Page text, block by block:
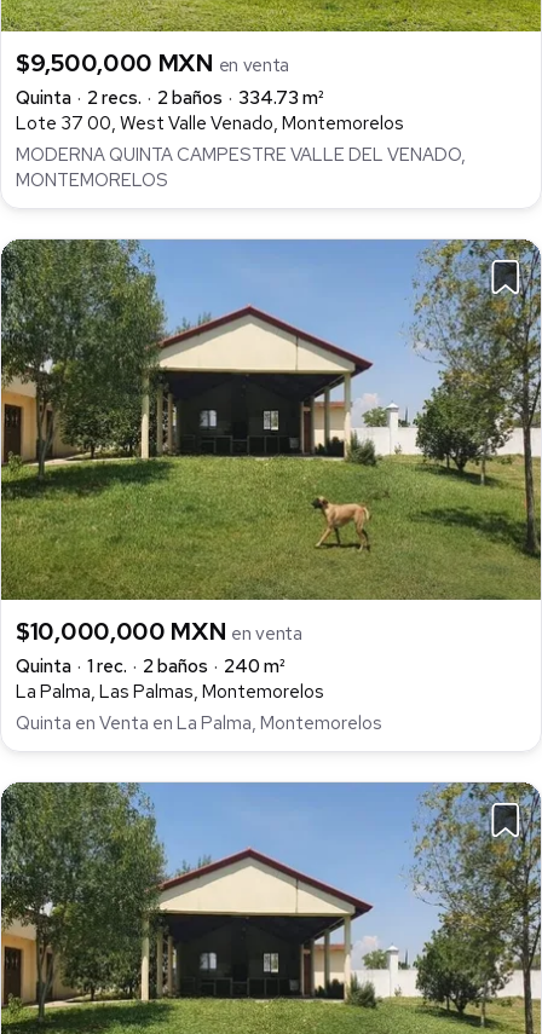
$9,500,000 MXN en venta
Quinta
2 recs. 2 baños
334.73 m²
Lote 37 00, West Valle Venado, Montemorelos
MODERNA QUINTA CAMPESTRE VALLE DEL VENADO,
MONTEMORELOS
$10,000,000 MXN en venta
Quinta
1 rec. 2 baños
240 m²
La Palma, Las Palmas, Montemorelos
Quinta en Venta en La Palma, Montemorelos